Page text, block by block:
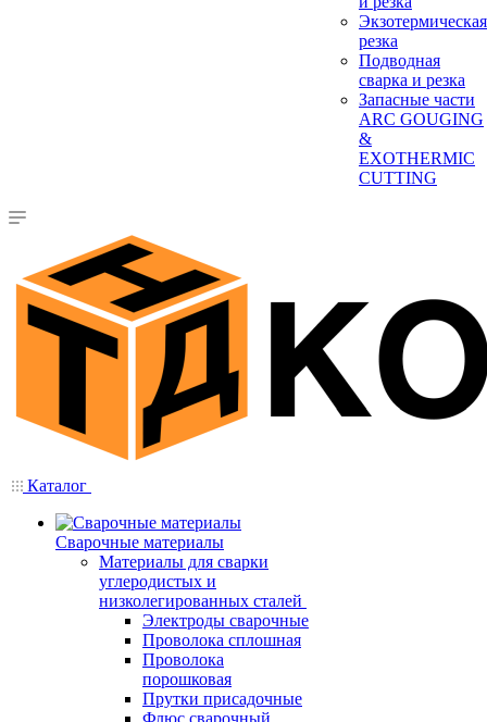
Экзотермическая
резка
Подводная
сварка и резка
Запасные части
ARC GOUGING
&
EXOTHERMIC
CUTTING
Каталог
Сварочные материалы
Материалы для сварки
углеродистых и
низколегированных сталей
Электроды сварочные
Проволока сплошная
Проволока
порошковая
Прутки присадочные
Флюс сварочный